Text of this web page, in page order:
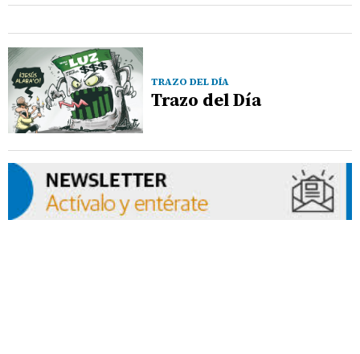
TRAZO DEL DÍA
Trazo del Día